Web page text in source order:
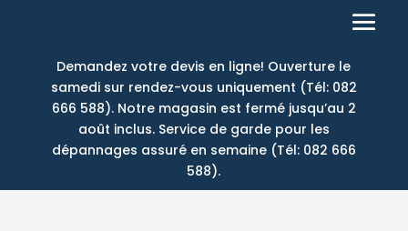
Demandez votre devis en ligne! Ouverture le
samedi sur rendez-vous uniquement (Tél: 082
666 588). Notre magasin est fermé jusqu’au 2
août inclus. Service de garde pour les
dépannages assuré en semaine (Tél: 082 666
588).